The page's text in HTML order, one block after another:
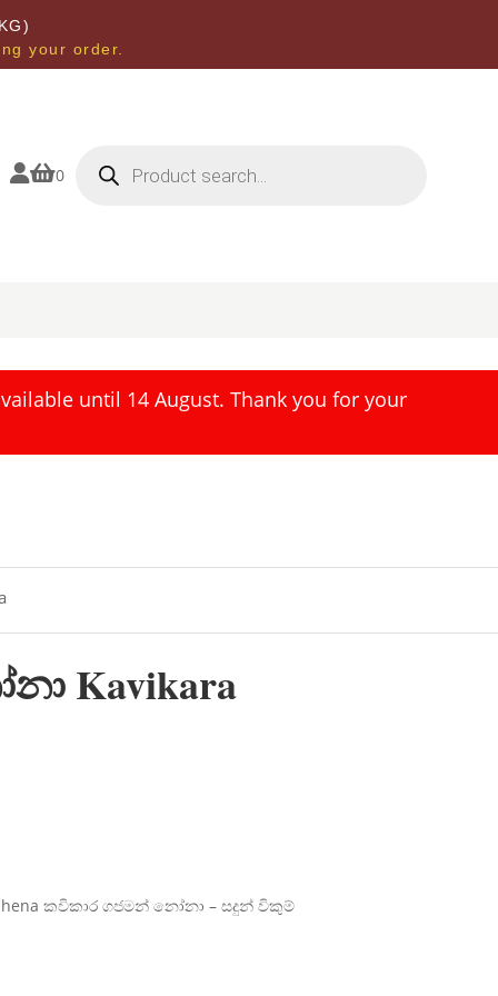
your order.
0 search
until 14 August. Thank you for your
Kavikara
කවිකාර ගජමන් නෝනා – සදුන් විකුම්